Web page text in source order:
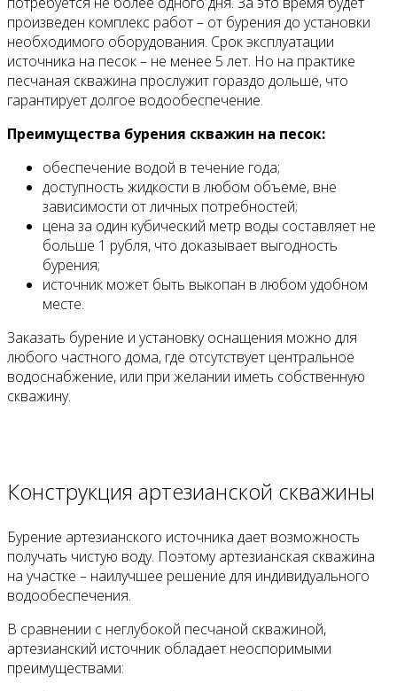
произведен комплекс работ – от бурения до установки
необходимого оборудования. Срок эксплуатации
источника на песок – не менее 5 лет. Но на практике
песчаная скважина прослужит гораздо дольше, что
гарантирует долгое водообеспечение.
Преимущества бурения скважин на песок:
обеспечение водой в течение года;
доступность жидкости в любом объеме, вне
зависимости от личных потребностей;
цена за один кубический метр воды составляет не
больше 1 рубля, что доказывает выгодность
бурения;
источник может быть выкопан в любом удобном
месте.
Заказать бурение и установку оснащения можно для
любого частного дома, где отсутствует центральное
водоснабжение, или при желании иметь собственную
скважину.
Конструкция артезианской скважины
Бурение артезианского источника дает возможность
получать чистую воду. Поэтому артезианская скважина
на участке – наилучшее решение для индивидуального
водообеспечения.
В сравнении с неглубокой песчаной скважиной,
артезианский источник обладает неоспоримыми
преимуществами: